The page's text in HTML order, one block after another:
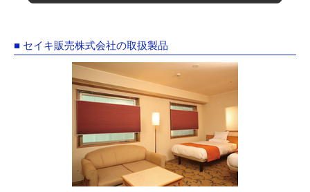
■ セイキ販売株式会社の取扱製品